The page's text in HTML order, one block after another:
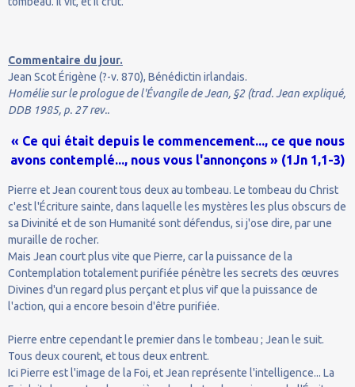
Commentaire du jour.
Jean Scot Érigène (?-v. 870), Bénédictin irlandais.
Homélie sur le prologue de l'Évangile de Jean, §2 (trad. Jean expliqué,
DDB 1985, p. 27 rev..
« Ce qui était depuis le commencement..., ce que nous
avons contemplé..., nous vous l'annonçons » (1Jn 1,1-3)
Pierre et Jean courent tous deux au tombeau. Le tombeau du Christ
c'est l'Écriture sainte, dans laquelle les mystères les plus obscurs de
sa Divinité et de son Humanité sont défendus, si j'ose dire, par une
muraille de rocher.
Mais Jean court plus vite que Pierre, car la puissance de la
Contemplation totalement purifiée pénètre les secrets des œuvres
Divines d'un regard plus perçant et plus vif que la puissance de
l'action, qui a encore besoin d'être purifiée.
Pierre entre cependant le premier dans le tombeau ; Jean le suit.
Tous deux courent, et tous deux entrent.
Ici Pierre est l'image de la Foi, et Jean représente l'intelligence... La